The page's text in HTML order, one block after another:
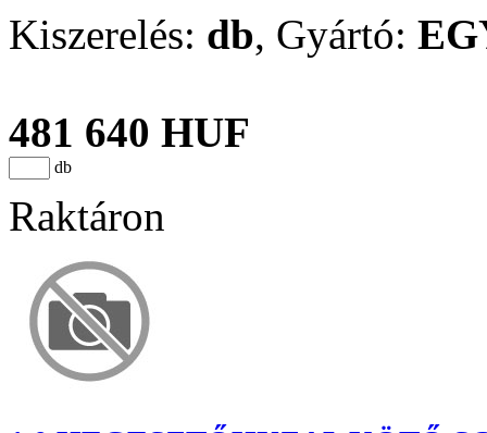
Kiszerelés: db, Gyártó:
481 640 HUF
db
Raktáron